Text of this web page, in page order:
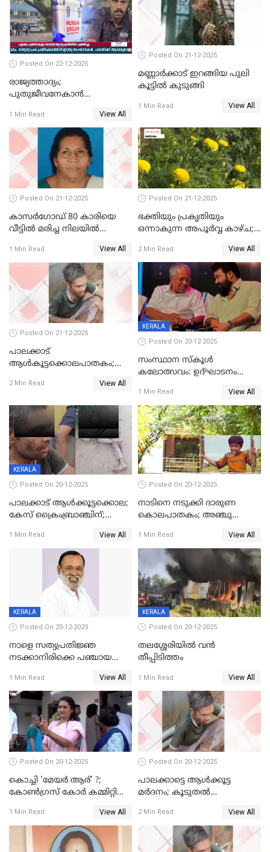
Posted On 22-12-2025
രാജ്യത്താദ്യം;
പുതുജീവനേകാൻ
എറണാകുളം സർക്കാർ
ജനറൽ
ആശുപത്രിയിലെത്തിച്ചു
1 Min Read View All
Posted On 21-12-2025
മണ്ണാർക്കാട് ഇറങ്ങിയ പുലി
കൂട്ടിൽ കുടുങ്ങി
1 Min Read View All
Posted On 21-12-2025
കാസർഗോഡ് 80 കാരിയെ
വീട്ടിൽ മരിച്ച നിലയിൽ
1 Min Read View All
Posted On 21-12-2025
ഭക്തിയും പ്രകൃതിയും
ഒന്നാകുന്ന അപൂര്‍വ്വ കാഴ്ച;
കാഴ്ചാനുഭവമൊരുക്കി
ശബരീ നന്ദനം
2 Min Read View All
Posted On 21-12-2025
പാലക്കാട്‌
ആൾകൂട്ടക്കൊലപാതകം;
ഊർജ്ജിതമാക്കിമാക്കി
2 Min Read View All
KERALA
Posted On 20-12-2025
സംസ്ഥാന സ്കൂൾ
കലോത്സവം: ഉദ്ഘാടനം
മുഖ്യാതിഥിയായി
മോഹൻലാൽ
1 Min Read View All
KERALA
Posted On 20-12-2025
പാലക്കാട് ആൾക്കൂട്ടക്കൊല;
കേസ് ക്രൈംബ്രാഞ്ചിന്;
അന്വേഷിക്കും
1 Min Read View All
Posted On 20-12-2025
നാടിനെ നടുക്കി ദാരുണ
കൊലപാതകം; അഞ്ചു
കഴുത്തുഞെരിച്ച് കൊന്നു
1 Min Read View All
KERALA
Posted On 20-12-2025
നാളെ സത്യപ്രതിജ്ഞ
നടക്കാനിരിക്കെ പഞ്ചായത്ത്
1 Min Read View All
KERALA
Posted On 20-12-2025
തലശ്ശേരിയിൽ വൻ
തീപ്പിടിത്തം
1 Min Read View All
Posted On 20-12-2025
കൊച്ചി 'മേയർ ആര്' ?;
കോണ്‍ഗ്രസ് കോര്‍ കമ്മിറ്റി
1 Min Read View All
Posted On 20-12-2025
പാലക്കാട്ടെ ആള്‍ക്കൂട്ട
മര്‍ദനം; കൂടുതല്‍
അംഗ സംഘമെന്ന് വിവരം
2 Min Read View All